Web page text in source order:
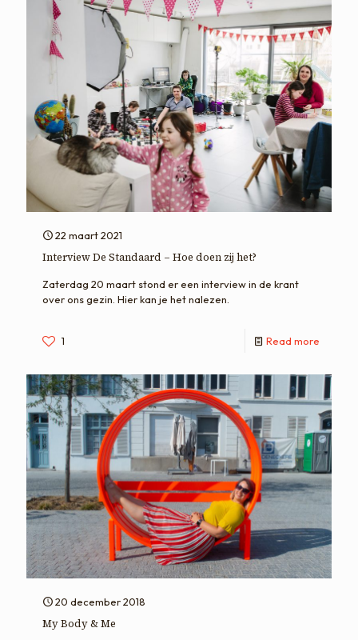
22 maart 2021
Interview De Standaard – Hoe doen zij het?
Zaterdag 20 maart stond er een interview in de krant
over ons gezin. Hier kan je het nalezen.
1 Read more
20 december 2018
My Body & Me